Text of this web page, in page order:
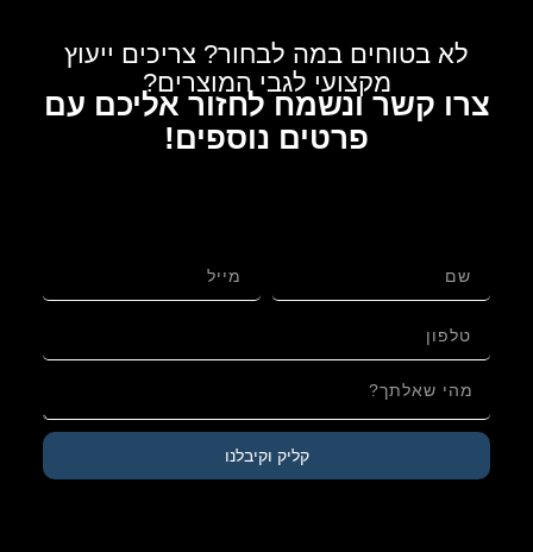
לא בטוחים במה לבחור? צריכים ייעוץ
מקצועי לגבי המוצרים?
צרו קשר ונשמח לחזור אליכם עם
פרטים נוספים!
קליק וקיבלנו